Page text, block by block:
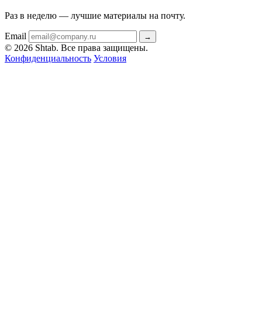
Раз в неделю — лучшие материалы на почту.
Email →
© 2026 Shtab. Все права защищены.
Конфиденциальность Условия